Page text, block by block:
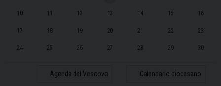
10 11 12 13 14 15 16
17 18 19 20 21 22 23
24 25 26 27 28 29 30
Agenda del Vescovo Calendario diocesano